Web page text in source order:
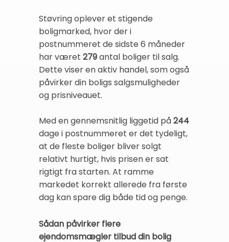
Støvring oplever et stigende
boligmarked, hvor der i
postnummeret de sidste 6 måneder
har været 279antal boliger til salg.
Dette viser en aktiv handel, som også
påvirker din boligs salgsmuligheder
og prisniveauet.
Med en gennemsnitlig liggetid på244
dage i postnummeret er det tydeligt,
at de fleste boliger bliver solgt
relativt hurtigt, hvis prisen er sat
rigtigt fra starten. At ramme
markedet korrekt allerede fra første
dag kan spare dig både tid og penge.
Sådan påvirker flere
ejendomsmægler tilbud din bolig